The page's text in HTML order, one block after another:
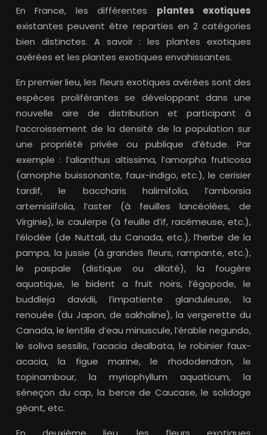
En France, les différentes plantes exotiques
existantes peuvent être reparties en 2 catégories
bien distinctes. A savoir : les plantes exotiques
avérées et les plantes exotiques envahissantes.
En premier lieu, les fleurs exotiques avérées sont des
espèces proliférantes se développant dans une
nouvelle aire de distribution et participant à
l’accroissement de la densité de la population sur
une propriété privée ou publique d’étude. Par
exemple : l’alianthus altissima, l’amorpha fruticosa
(amorphe buissonante, faux-indigo, etc.), le cerisier
tardif, le baccharis halimifolia, l’amborsia
artemisiifolia, l’aster (à feuilles lancéolées, de
Virginie), le caulerpe (à feuille d’if, racémeuse, etc.),
l’élodée (de Nuttall, du Canada, etc.), l’herbe de la
pampa, la jussie (à grandes fleurs, rampante, etc.),
le paspale (distique ou dilaté), la fougère
aquatique, le bident a fruit noirs, l’égopode, le
buddleja davidii, l’impatiente glanduleuse, la
renouée (du Japon, de sakhaline), la vergerette du
Canada, le lentille d’eau minuscule, l’érable negundo,
le soliva sessilis, l’acacia dealbata, le robinier faux-
acacia, la figue marine, le rhododendron, le
topinambour, la myriophyllum aquaticum, la
séneçon du cap, la berce de Caucase, le solidage
géant, etc.